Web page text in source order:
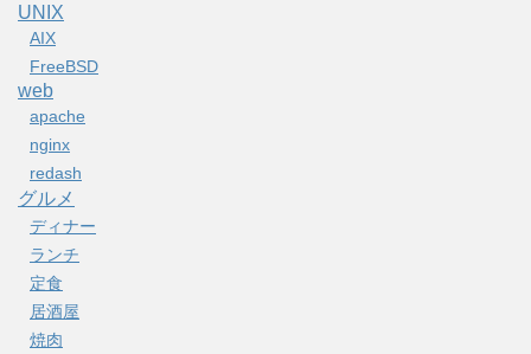
UNIX
AIX
FreeBSD
web
apache
nginx
redash
グルメ
ディナー
ランチ
定食
居酒屋
焼肉